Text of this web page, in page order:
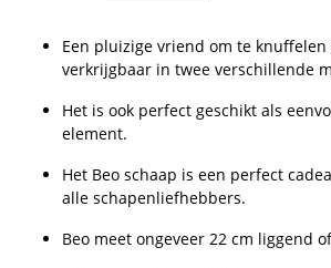
Een pluizige vriend om te
verkrijgbaar in twee verschillende
Het is ook perfect geschikt als
element.
Het Beo schaap is een perfect
alle schapenliefhebbers.
Beo meet ongeveer 22 cm liggend